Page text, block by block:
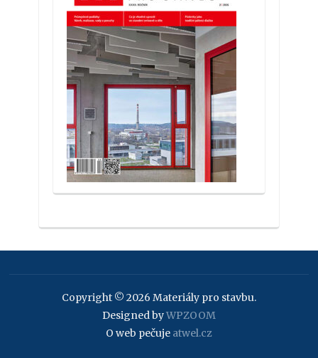
Copyright © 2026 Materiály pro stavbu.
Designed byWPZOOM
O web pečuje atwel.cz